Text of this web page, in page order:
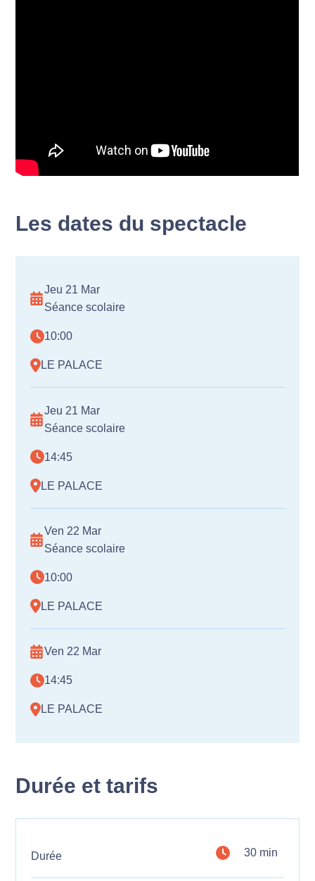
Les dates du spectacle
Jeu 21 Mar
Séance scolaire
10:00
LE PALACE
Jeu 21 Mar
Séance scolaire
14:45
LE PALACE
Ven 22 Mar
Séance scolaire
10:00
LE PALACE
Ven 22 Mar
14:45
LE PALACE
Durée et tarifs
Durée 30 min